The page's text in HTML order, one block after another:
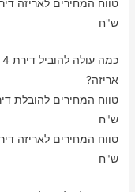
ש"ח
אריזה?
ש"ח
ש"ח